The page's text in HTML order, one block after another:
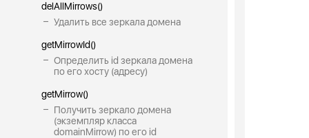
delAllMirrows()
Удалить все зеркала домена
getMirrowId()
Определить id зеркала домена
по его хосту (адресу)
getMirrow()
Получить зеркало домена
(экземпляр класса
domainMirrow) по его id